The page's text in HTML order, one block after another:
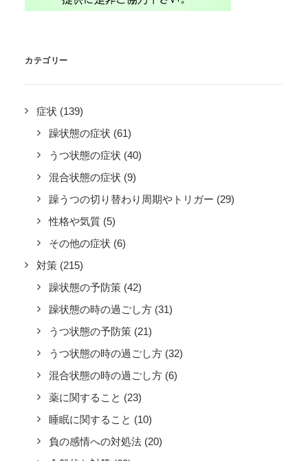
カテゴリー
症状 (139)
躁状態の症状 (61)
うつ状態の症状 (40)
混合状態の症状 (9)
躁うつの切り替わり周期やトリガー (29)
性格や気質 (5)
その他の症状 (6)
対策 (215)
躁状態の予防策 (42)
躁状態の時の過ごし方 (31)
うつ状態の予防策 (21)
うつ状態の時の過ごし方 (32)
混合状態の時の過ごし方 (6)
薬に関すること (23)
睡眠に関すること (10)
負の感情への対処法 (20)